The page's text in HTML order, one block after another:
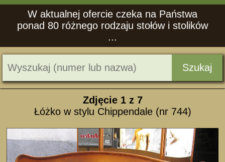
W aktualnej ofercie czeka na Państwa
ponad 80 różnego rodzaju stołów i stolików
...
Szukaj
Zdjęcie 1z 7
Łóżko w stylu Chippendale (nr 744)